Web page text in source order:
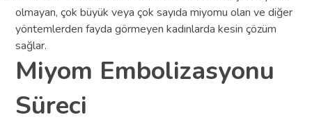
olmayan, çok büyük veya çok sayıda miyomu olan ve diğer
yöntemlerden fayda görmeyen kadınlarda kesin çözüm
sağlar.
Miyom Embolizasyonu
Süreci